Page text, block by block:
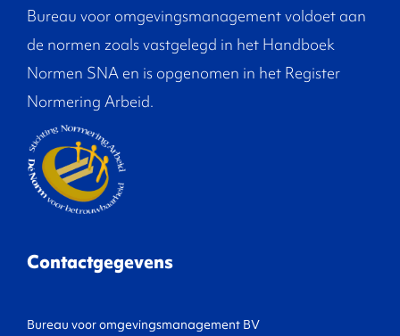
Bureau voor omgevingsmanagement voldoet aan
de normen zoals vastgelegd in het Handboek
Normen SNA en is opgenomen in het Register
Normering Arbeid.
Contactgegevens
Bureau voor omgevingsmanagement BV